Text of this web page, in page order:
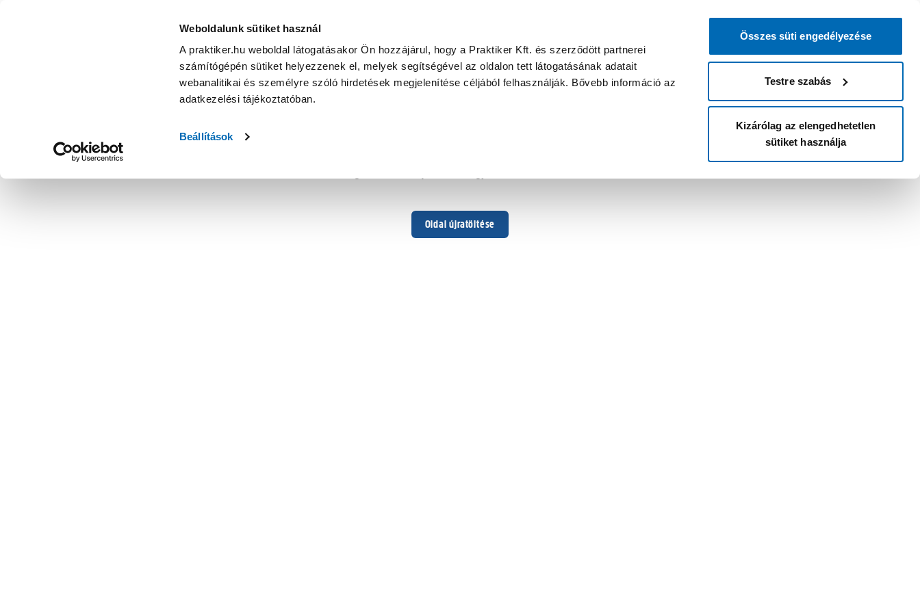
Weboldalunk sütiket használ
A praktiker.hu weboldal látogatásakor Ön hozzájárul, hogy a Praktiker Kft. és szerződött partnerei
számítógépén sütiket helyezzenek el, melyek segítségével az oldalon tett látogatásának adatait
webanalitikai és személyre szóló hirdetések megjelenítése céljából felhasználják. Bővebb információ az
adatkezelési tájékoztatóban.
Beállítások
Összes süti engedélyezése
Testre szabás
Kizárólag az elengedhetetlen
sütiket használja
Oldal újratöltése